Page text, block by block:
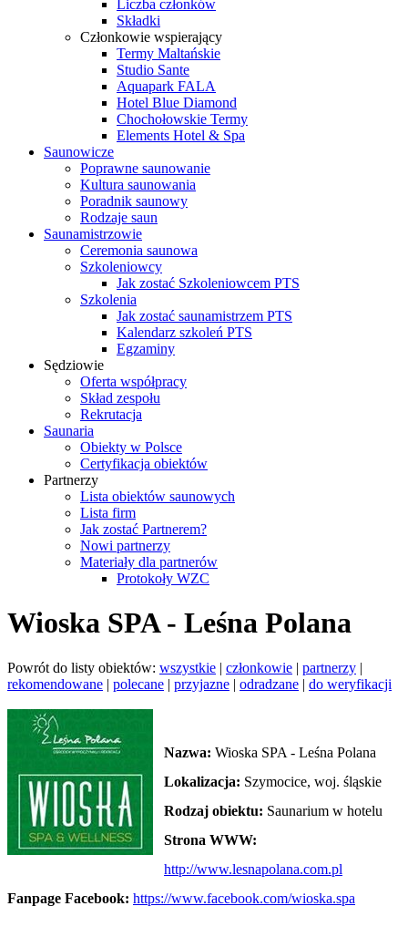
Liczba członków
Składki
Członkowie wspierający
Termy Maltańskie
Studio Sante
Aquapark FALA
Hotel Blue Diamond
Chochołowskie Termy
Elements Hotel & Spa
Saunowicze
Poprawne saunowanie
Kultura saunowania
Poradnik saunowy
Rodzaje saun
Saunamistrzowie
Ceremonia saunowa
Szkoleniowcy
Jak zostać Szkoleniowcem PTS
Szkolenia
Jak zostać saunamistrzem PTS
Kalendarz szkoleń PTS
Egzaminy
Sędziowie
Oferta współpracy
Skład zespołu
Rekrutacja
Saunaria
Obiekty w Polsce
Certyfikacja obiektów
Partnerzy
Lista obiektów saunowych
Lista firm
Jak zostać Partnerem?
Nowi partnerzy
Materiały dla partnerów
Protokoły WZC
Wioska SPA - Leśna Polana
Powrót do listy obiektów: wszystkie | członkowie | partnerzy |
rekomendowane | polecane | przyjazne | odradzane | do weryfikacji
Nazwa: Wioska SPA - Leśna Polana
Lokalizacja: Szymocice, woj. śląskie
Rodzaj obiektu: Saunarium w hotelu
Strona WWW:
http://www.lesnapolana.com.pl
Fanpage Facebook: https://www.facebook.com/wioska.spa